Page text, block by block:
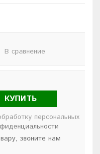
В сравнение
КУПИТЬ
персональных
звоните нам